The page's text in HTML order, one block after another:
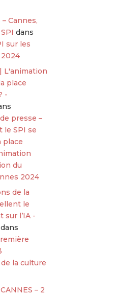
Cannes,
dans
sur les
2024
L'animation
place
-
presse –
le SPI se
place
du
2024
de la
le
sur l’IA -
dans
la culture
CANNES – 2